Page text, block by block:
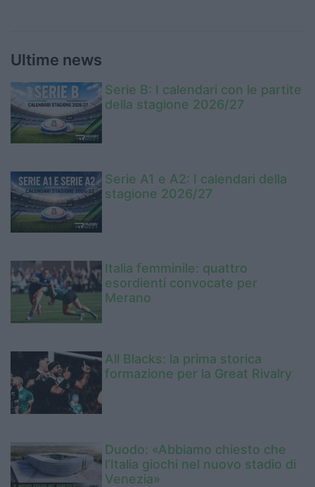
Ultime news
Serie B: I calendari con le partite
della stagione 2026/27
Serie A1 e A2: I calendari della
stagione 2026/27
Italia femminile: quattro
esordienti convocate per
Merano
All Blacks: la prima storica
formazione per la Great Rivalry
Duodo: «Abbiamo chiesto che
l’Italia giochi nel nuovo stadio di
Venezia»